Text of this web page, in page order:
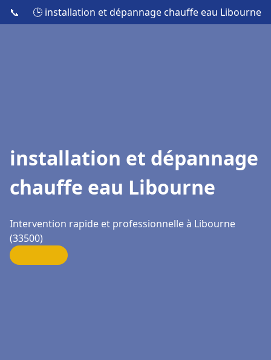
📞 🕒 installation et dépannage chauffe eau Libourne
installation et dépannage
chauffe eau Libourne
Intervention rapide et professionnelle à Libourne
(33500)